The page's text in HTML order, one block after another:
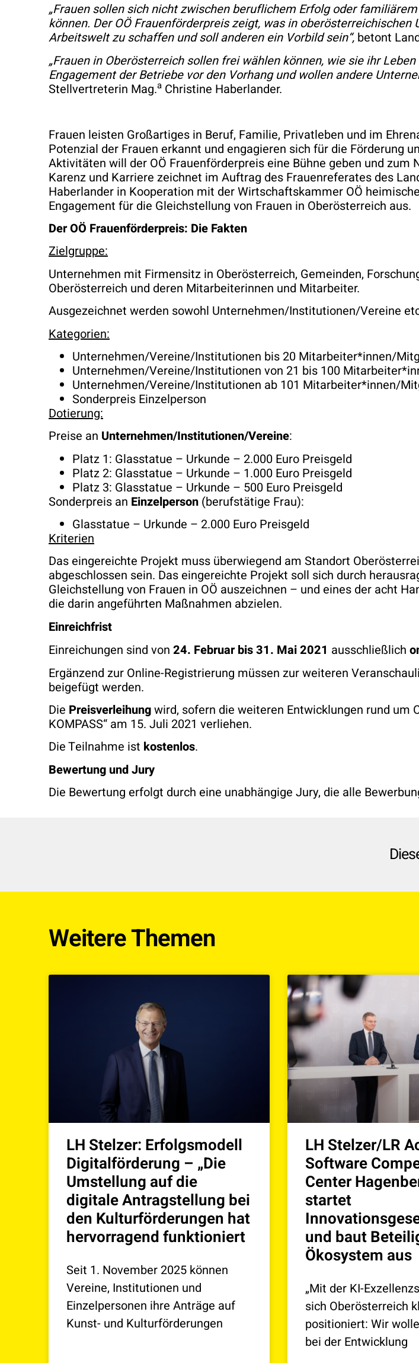
„Frauen sollen sich nicht zwischen beruflichem Erfolg oder
können. Der OÖ Frauenförderpreis zeigt, was in
Arbeitswelt zu schaffen und soll anderen ein Vorbild sein“, betont
„Frauen in Oberösterreich sollen frei wählen können, wie sie ihr
Engagement der Betriebe vor den Vorhang und wollen andere
Stellvertreterin Mag.a Christine Haberlander.
Frauen leisten Großartiges in Beruf, Familie, Privatleben und im
Potenzial der Frauen erkannt und engagieren sich für die Förderung
Aktivitäten will der OÖ Frauenförderpreis eine Bühne geben und
Karenz und Karriere zeichnet im Auftrag des Frauenreferates des
Haberlander in Kooperation mit der Wirtschaftskammer OÖ
Engagement für die Gleichstellung von Frauen in Oberösterreich aus.
Der OÖ Frauenförderpreis: Die Fakten
Zielgruppe:
Unternehmen mit Firmensitz in Oberösterreich, Gemeinden,
Oberösterreich und deren Mitarbeiterinnen und Mitarbeiter.
Ausgezeichnet werden sowohl Unternehmen/Institutionen/Vereine
Kategorien:
Unternehmen/Vereine/Institutionen bis 20 Mitarbeiter*innen/
Unternehmen/Vereine/Institutionen von 21 bis 100
Unternehmen/Vereine/Institutionen ab 101 Mitarbeiter*innen/
Sonderpreis Einzelperson
Dotierung:
Preise an Unternehmen/Institutionen/Vereine:
Platz 1: Glasstatue – Urkunde – 2.000 Euro Preisgeld
Platz 2: Glasstatue – Urkunde – 1.000 Euro Preisgeld
Platz 3: Glasstatue – Urkunde – 500 Euro Preisgeld
Sonderpreis an Einzelperson (berufstätige Frau):
Glasstatue – Urkunde – 2.000 Euro Preisgeld
Kriterien
Das eingereichte Projekt muss überwiegend am Standort
abgeschlossen sein. Das eingereichte Projekt soll sich durch
Gleichstellung von Frauen in OÖ auszeichnen – und eines der acht
die darin angeführten Maßnahmen abzielen.
Einreichfrist
Einreichungen sind von 24. Februar bis 31. Mai 2021 ausschließlich
Ergänzend zur Online-Registrierung müssen zur weiteren
beigefügt werden.
Die Preisverleihungwird, sofern die weiteren Entwicklungen rund um
KOMPASS“ am 15. Juli 2021 verliehen.
Die Teilnahme ist kostenlos.
Bewertung und Jury
Die Bewertung erfolgt durch eine unabhängige Jury, die alle
Weitere Themen
LH Stelzer: Erfolgsmodell
Digitalförderung – „Die
Umstellung auf die
digitale Antragstellung bei
den Kulturförderungen hat
hervorragend funktioniert
Seit 1. November 2025 können
Vereine, Institutionen und
Einzelpersonen ihre Anträge auf
Kunst- und Kulturförderungen
LH Stelzer/LR
Software
Center
startet
und baut
Ökosystem aus
„Mit der KI-
sich Oberösterreich
positioniert: Wir
bei der Entwicklung